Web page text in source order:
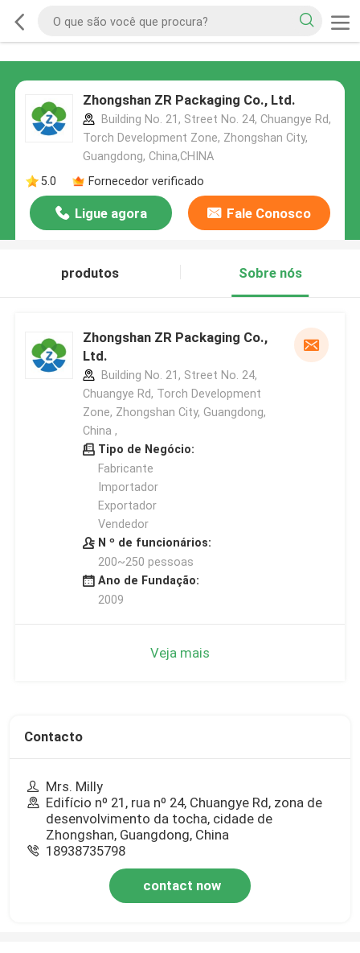
Zhongshan ZR Packaging Co., Ltd.
Building No. 21, Street No. 24, Chuangye Rd,
Torch Development Zone, Zhongshan City,
Guangdong, China,CHINA
5.0
Fornecedor verificado
Ligue agora Fale Conosco
produtos Sobre nós
Zhongshan ZR Packaging Co.,
Ltd.
Building No. 21, Street No. 24,
Chuangye Rd, Torch Development
Zone, Zhongshan City, Guangdong,
China ,
Tipo de Negócio:
Fabricante
Importador
Exportador
Vendedor
N º de funcionários:
200~250 pessoas
Ano de Fundação:
2009
Veja mais
Contacto
Mrs. Milly
Edifício nº 21, rua nº 24, Chuangye Rd, zona de
desenvolvimento da tocha, cidade de
Zhongshan, Guangdong, China
18938735798
contact now